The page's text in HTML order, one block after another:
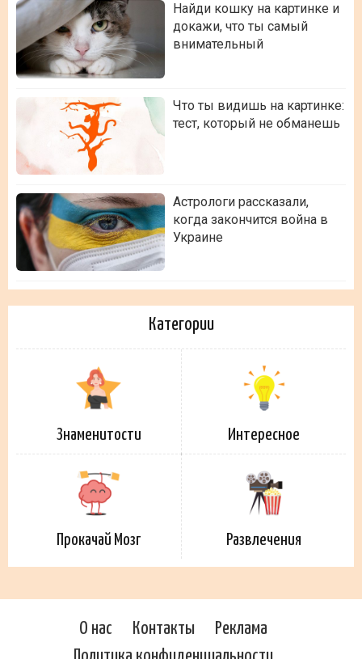
Найди кошку на картинке и
докажи, что ты самый
внимательный
Что ты видишь на картинке:
тест, который не обманешь
Астрологи рассказали,
когда закончится война в
Украине
Категории
Знаменитости Интересное
Прокачай Мозг Развлечения
О нас Контакты
Реклама